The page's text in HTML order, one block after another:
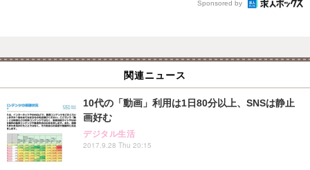
Sponsored by
関連ニュース
10代の「動画」利用は1日80分以上、SNSは静止
画好む
デジタル生活
2017.9.28 Thu 20:15